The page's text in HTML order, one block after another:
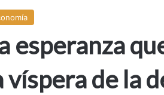
esperanza
víspera de la